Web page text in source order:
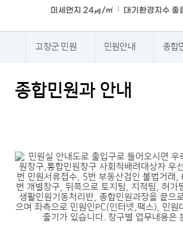
미세먼지 24㎍/㎥ 대기환경지수 좋
고창군 민원 민원안내 종합
종합민원과 안내